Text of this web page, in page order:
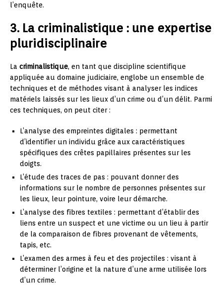
l’enquête.
3. La criminalistique : une expertise
pluridisciplinaire
La criminalistique, en tant que discipline scientifique
appliquée au domaine judiciaire, englobe un ensemble de
techniques et de méthodes visant à analyser les indices
matériels laissés sur les lieux d’un crime ou d’un délit. Parmi
ces techniques, on peut citer :
L’analyse des empreintes digitales : permettant
d’identifier un individu grâce aux caractéristiques
spécifiques des crêtes papillaires présentes sur les
doigts.
L’étude des traces de pas : pouvant donner des
informations sur le nombre de personnes présentes sur
les lieux, leur pointure, voire leur démarche.
L’analyse des fibres textiles : permettant d’établir des
liens entre un suspect et une victime ou un lieu à partir
de la comparaison de fibres provenant de vêtements,
tapis, etc.
L’examen des armes à feu et des projectiles : visant à
déterminer l’origine et la nature d’une arme utilisée lors
d’un crime.